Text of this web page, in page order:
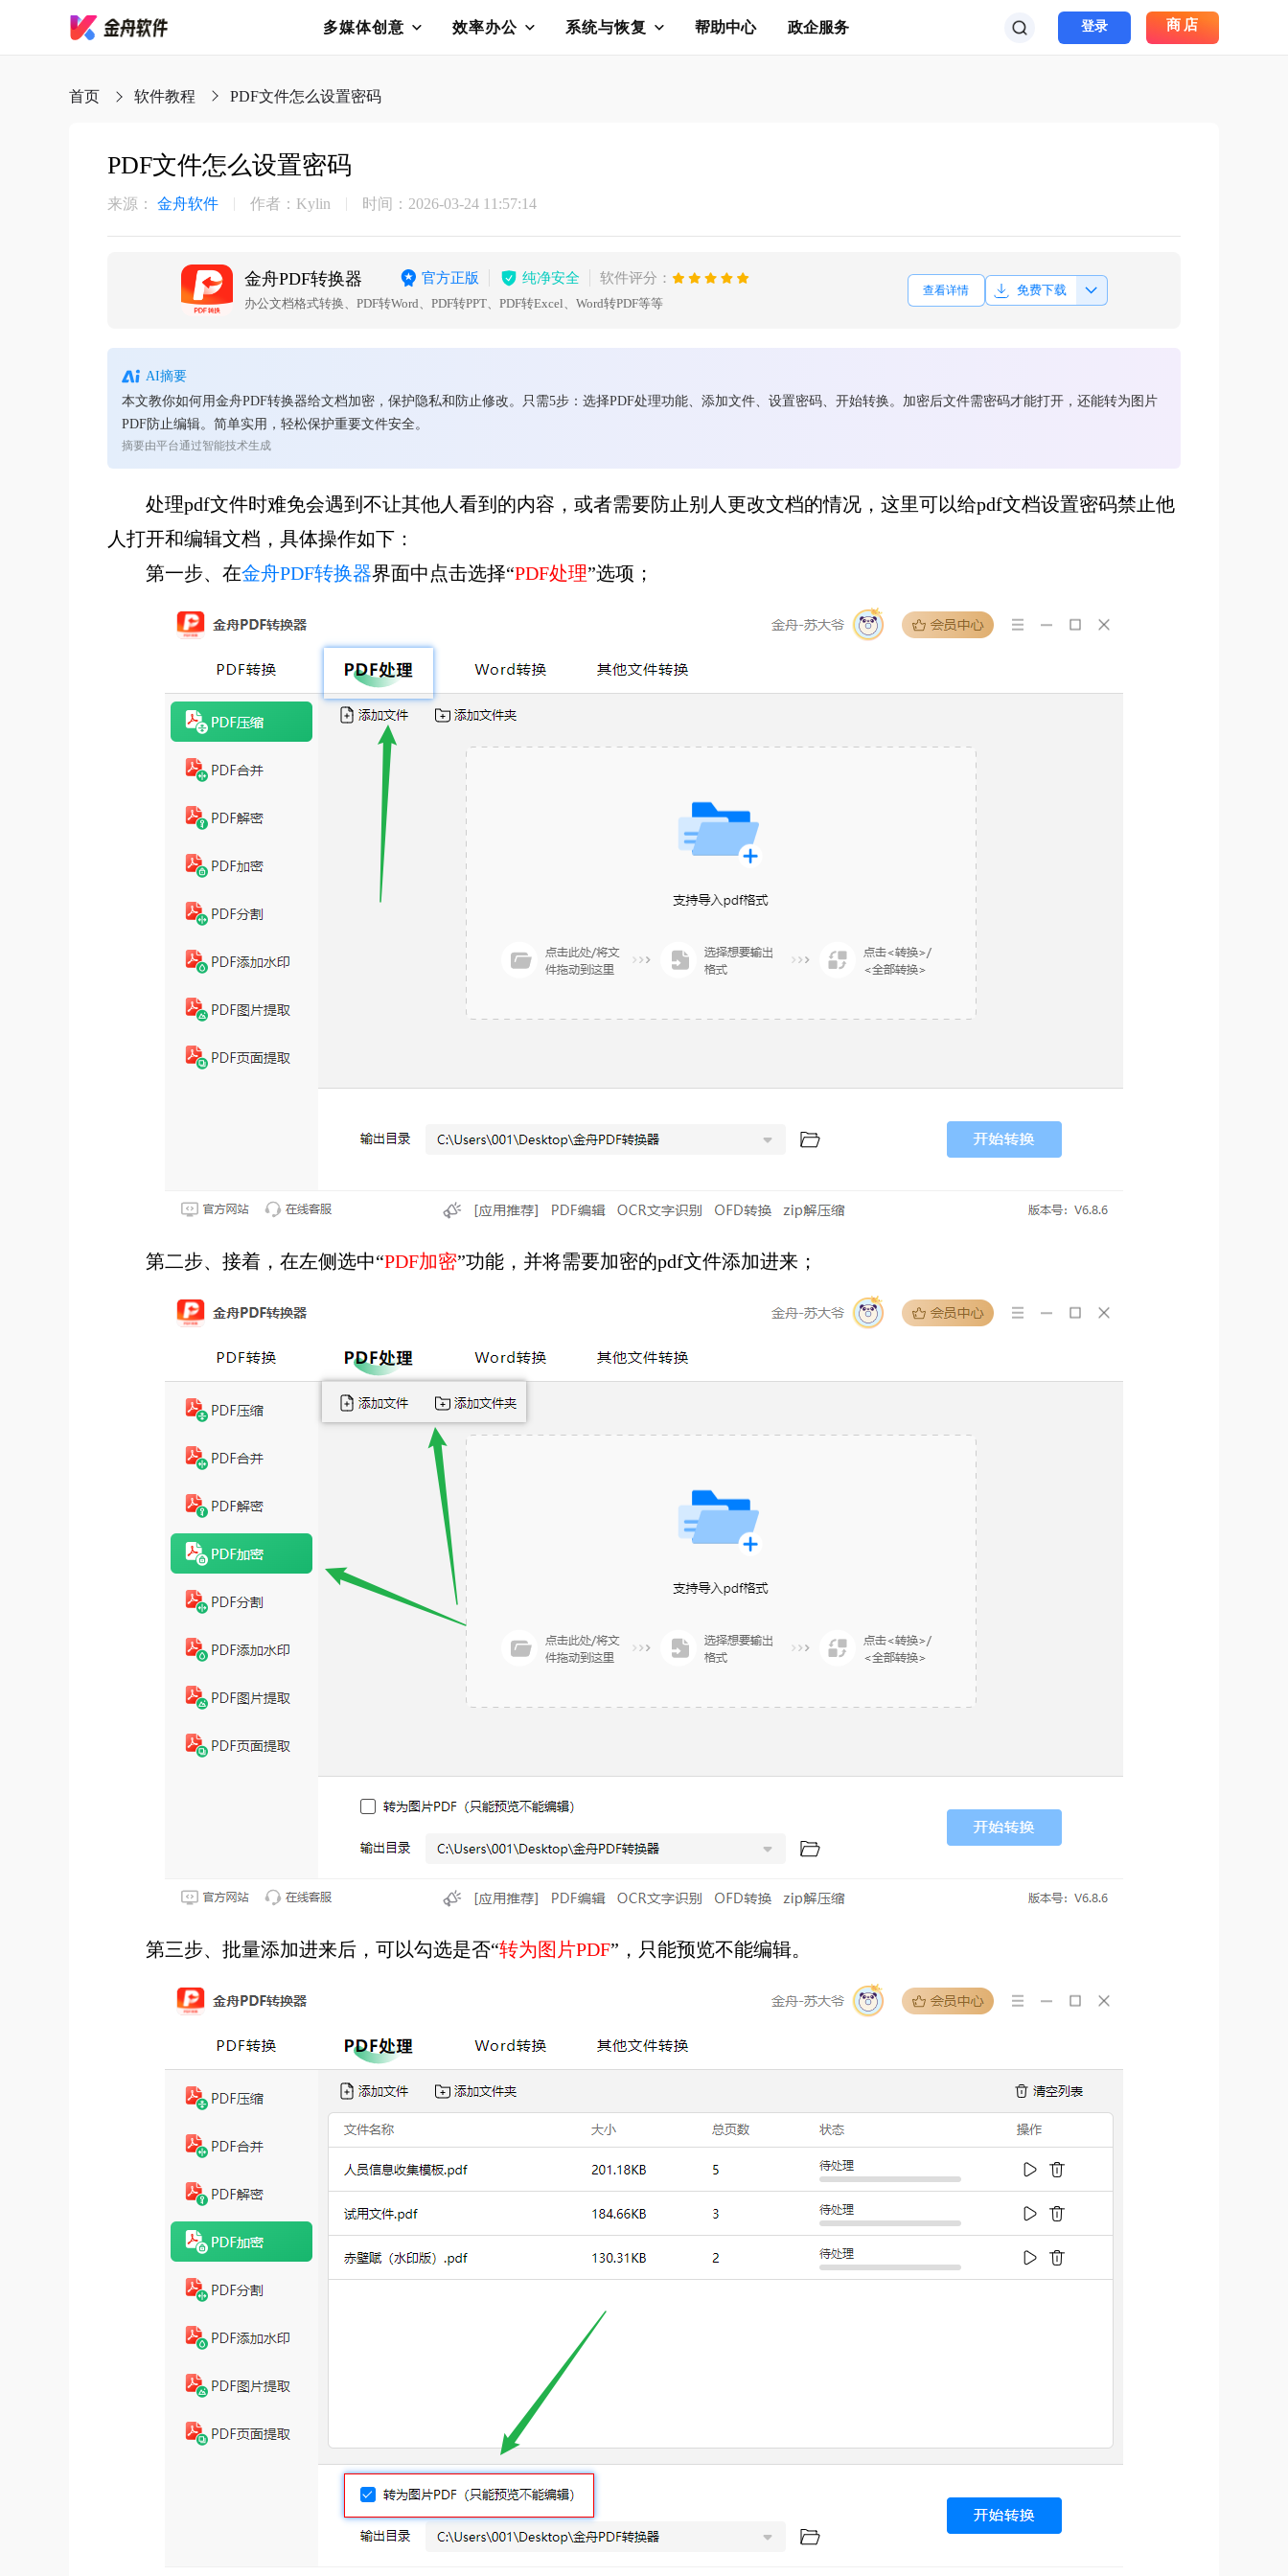
多媒体创意 效率办公 系统与恢复 帮助中心 政企服务 登录 商店
首页 软件教程 PDF文件怎么设置密码
PDF文件怎么设置密码
来源： 金舟软件 作者：Kylin 时间：2026-03-24 11:57:14
金舟PDF转换器 官方正版 纯净安全 软件评分：
办公文档格式转换、PDF转Word、PDF转PPT、PDF转Excel、Word转PDF等等
查看详情 免费下载
AI摘要
本文教你如何用金舟PDF转换器给文档加密，保护隐私和防止修改。只需5步：选择PDF处理功能、添加文件、设置密码、开始转换。加密后文件需密码才能打开，还能转为图片
PDF防止编辑。简单实用，轻松保护重要文件安全。
摘要由平台通过智能技术生成
处理pdf文件时难免会遇到不让其他人看到的内容，或者需要防止别人更改文档的情况，这里可以给pdf文档设置密码禁止他
人打开和编辑文档，具体操作如下：
第一步、在金舟PDF转换器界面中点击选择“PDF处理”选项；
第二步、接着，在左侧选中“PDF加密”功能，并将需要加密的pdf文件添加进来；
第三步、批量添加进来后，可以勾选是否“转为图片PDF”，只能预览不能编辑。